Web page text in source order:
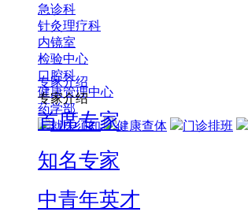
急诊科
针灸理疗科
内镜室
检验中心
口腔科
健康管理中心
药学部
就医须知
健康查体 门诊排班
专家介绍
专家介绍
首席专家
知名专家
中青年英才